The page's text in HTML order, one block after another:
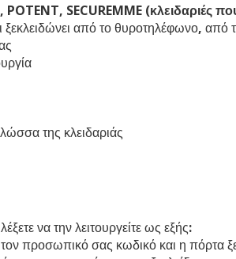
, POTENT, SECUREMME (κλειδαριές
ξεκλειδώνει από το θυροτηλέφωνο, από
της κλειδαριάς
να την λειτουργείτε ως εξής:
προσωπικό σας κωδικό και η πόρτα